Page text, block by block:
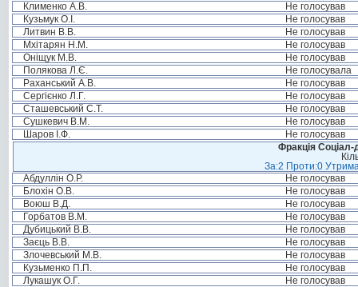
Клименко А.В.
Не голосував
Кузьмук О.І.
Не голосував
Литвин В.В.
Не голосував
Мхітарян Н.М.
Не голосував
Оніщук М.В.
Не голосував
Полякова Л.Є.
Не голосувала
Раханський А.В.
Не голосував
Сергієнко Л.Г.
Не голосував
Сташевський С.Т.
Не голосував
Сушкевич В.М.
Не голосував
Шаров І.Ф.
Не голосував
Фракція Соціал-
За:2 Проти:0
Абдуллін О.Р.
Не голосував
Блохін О.В.
Не голосував
Воюш В.Д.
Не голосував
Горбатов В.М.
Не голосував
Дубицький В.В.
Не голосував
Заєць В.В.
Не голосував
Злочевський М.В.
Не голосував
Кузьменко П.П.
Не голосував
Лукашук О.Г.
Не голосував